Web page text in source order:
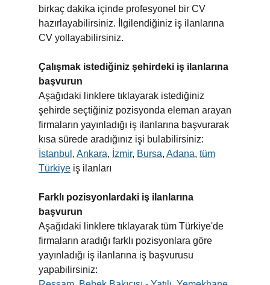
birkaç dakika içinde profesyonel bir CV
hazırlayabilirsiniz. İlgilendiğiniz iş ilanlarına
CV yollayabilirsiniz.
Çalışmak istediğiniz şehirdeki iş ilanlarına
başvurun
Aşağıdaki linklere tıklayarak istediğiniz
şehirde seçtiğiniz pozisyonda eleman arayan
firmaların yayınladığı iş ilanlarına başvurarak
kısa sürede aradığınız işi bulabilirsiniz:
İstanbul , Ankara, İzmir, Bursa, Adana, tüm
Türkiye iş ilanları
Farklı pozisyonlardaki iş ilanlarına
başvurun
Aşağıdaki linklere tıklayarak tüm Türkiye'de
firmaların aradığı farklı pozisyonlara göre
yayınladığı iş ilanlarına iş başvurusu
yapabilirsiniz: